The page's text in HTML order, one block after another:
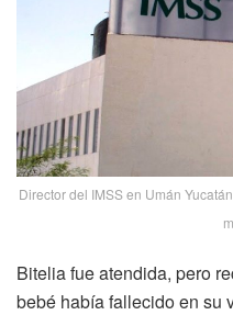
Director del IMSS en Umán
Bitelia fue atendida, pero
bebé había fallecido en su